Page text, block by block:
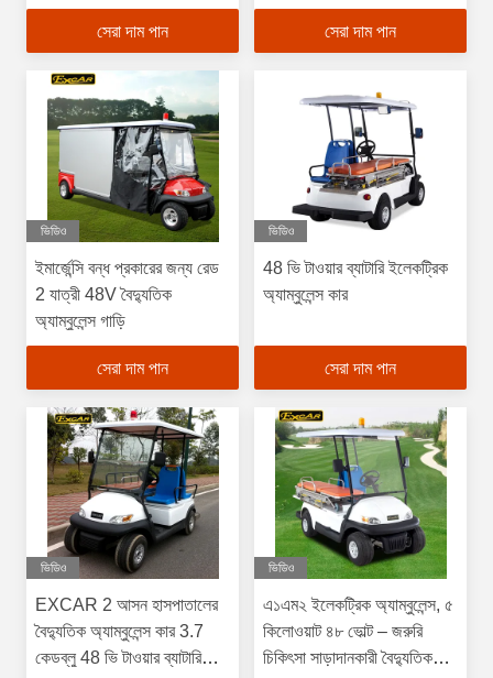
সেরা দাম পান
প্রদান করে।
সেরা দাম পান
ভিডিও
ইমার্জেন্সি বন্ধ প্রকারের জন্য রেড
2 যাত্রী 48V বৈদ্যুতিক
অ্যাম্বুলেন্স গাড়ি
সেরা দাম পান
ভিডিও
48 ভি টাওয়ার ব্যাটারি ইলেকট্রিক
অ্যাম্বুলেন্স কার
সেরা দাম পান
ভিডিও
EXCAR 2 আসন হাসপাতালের
বৈদ্যুতিক অ্যাম্বুলেন্স কার 3.7
কেডব্লু 48 ভি টাওয়ার ব্যাটারি
ভিডিও
এ১এম২ ইলেকট্রিক অ্যাম্বুলেন্স, ৫
কিলোওয়াট ৪৮ ভোল্ট – জরুরি
চিকিৎসা সাড়াদানকারী বৈদ্যুতিক